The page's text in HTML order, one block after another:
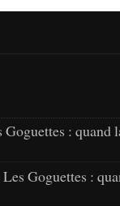
: quand
Goguettes :